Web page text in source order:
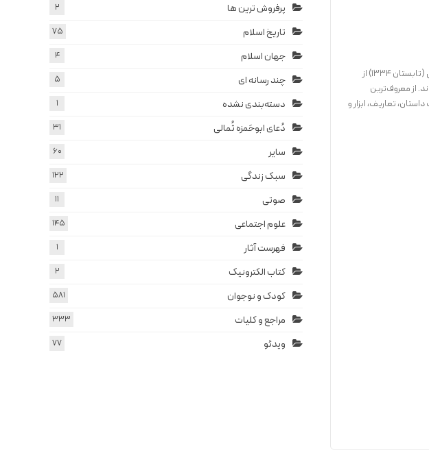
بنا به گفتهٔ وی او در آغاز ۱۴ سالگی (تابستان ۱۳۳۰) عضو سازمان جوانان حزب تودهٔ ایران شد و در آغاز ۱۸ سالگی (تابستان ۱۳۳۴) از
نداده‌اند. از معروف‌ترین
تعاریف، ابزار و
پرفروش ترین ها 2
تاریخ اسلام 75
جهان اسلام 4
چند رسانه ای 5
دسته‌بندی نشده 1
دُعای ابوحَمزه ثُمالی 31
سایر 60
سبک زندگی 122
صوتی 11
علوم اجتماعی 145
فهرست آثار 1
کتاب الکترونیک 2
کودک و نوجوان 581
مراجع و کلیات 333
ویدئو 77